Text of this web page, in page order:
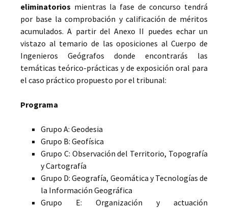
eliminatorios mientras la fase de concurso tendrá
por base la comprobación y calificación de méritos
acumulados. A partir del Anexo II puedes echar un
vistazo al temario de las oposiciones al Cuerpo de
Ingenieros Geógrafos donde encontrarás las
temáticas teórico-prácticas y de exposición oral para
el caso práctico propuesto por el tribunal:
Programa
Grupo A: Geodesia
Grupo B: Geofísica
Grupo C: Observación del Territorio, Topografía
y Cartografía
Grupo D: Geografía, Geomática y Tecnologías de
la Información Geográfica
Grupo E: Organización y actuación